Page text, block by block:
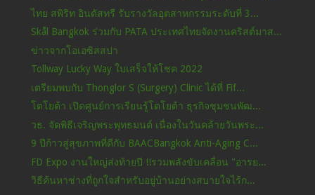
ไทย สพิริท อินดัสทรี รับรางวัลอุตสาหกรรมระดับที่ 3...
Skål Bangkok ร่วมกับ PATA ประเทศไทยจัดงานคริสต์มาส...
ข่าวจากโอเอซิสสปา
Tollway Lucky Way ใบเสร็จให้โชค 2022
เตรียมพบกับ Thonglor S (Surgery) Clinic ได้ที่ Fif...
โตโยต้า เปิดศูนย์การเรียนรู้โตโยต้า ธุรกิจชุมชนพัฒ...
วธ. จัดพิธีเจริญพระพุทธมนต์ เนื่องในวันคล้ายวันพระ...
9 ปีก้าวสู่สุขภาพที่ดีกับ BAACBangkok Anti-Aging C...
FD Expo งานใหญ่ส่งท้ายปี !!รวมพลังขับเคลื่อน "อารย...
วิธีค้นหาช่างที่ถูกใจสำหรับอยู่บ้านอย่างสบายใจไร้ก...